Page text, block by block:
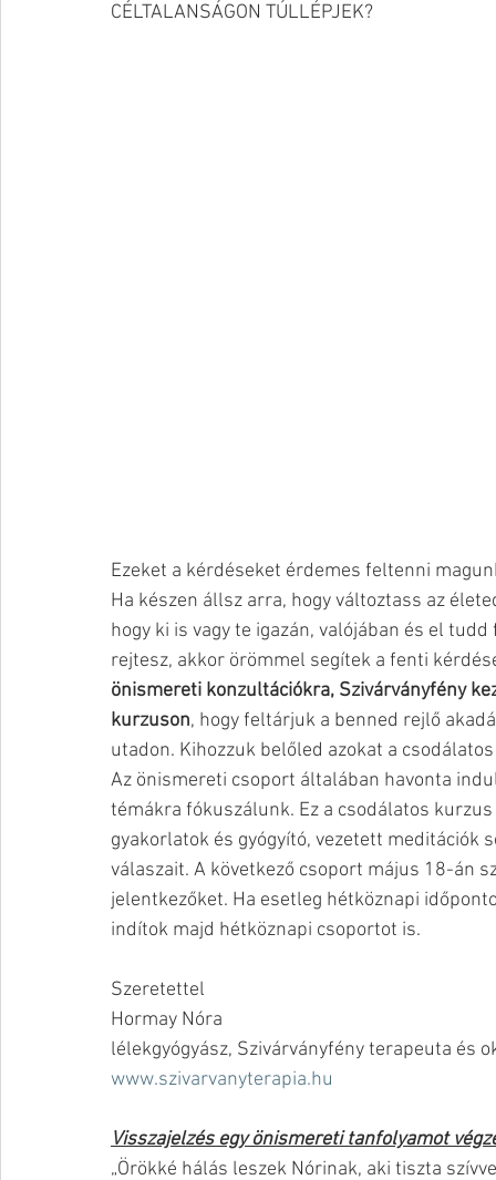
CÉLTALANSÁGON TÚLLÉPJEK?
Ezeket a kérdéseket érdemes feltenni
Ha készen állsz arra, hogy változtass az
hogy ki is vagy te igazán, valójában és el
rejtesz, akkor örömmel segítek a fenti
önismereti konzultációkra, Szivárványfény
kurzuson, hogy feltárjuk a benned rejlő
utadon. Kihozzuk belőled azokat a
Az önismereti csoport általában havonta
témákra fókuszálunk. Ez a csodálatos
gyakorlatok és gyógyító, vezetett meditációk
válaszait. A következő csoport május 18-án
jelentkezőket. Ha esetleg hétköznapi
indítok majd hétköznapi csoportot is.
Szeretettel
Hormay Nóra
lélekgyógyász, Szivárványfény terapeuta és
www.szivarvanyterapia.hu
Visszajelzés egy önismereti tanfolyamot
„Örökké hálás leszek Nórinak, aki tiszta